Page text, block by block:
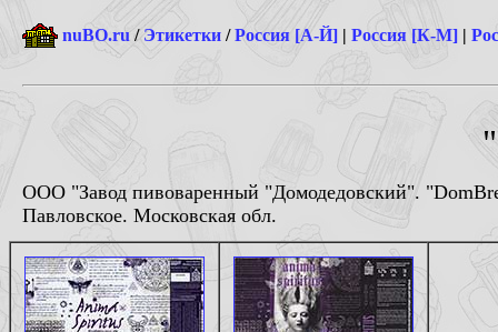
nuBO.ru /Этикетки /Россия [А-Й] | Россия [К-М] |
ООО "Завод пивоваренный "Домодедовский".
Павловское. Московская обл.